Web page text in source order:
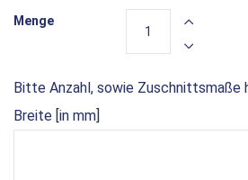
Bitte Anzahl, sowie Zuschnittsmaße
Breite [in mm]
Menge